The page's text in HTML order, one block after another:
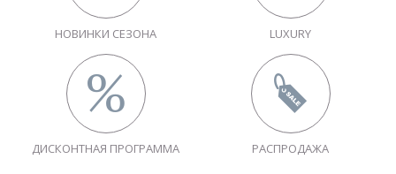
НОВИНКИ СЕЗОНА LUXURY
ДИСКОНТНАЯ ПРОГРАММА РАСПРОДАЖА